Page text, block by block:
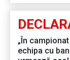
„În
echipa cu